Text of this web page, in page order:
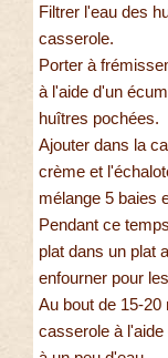
Filtrer l'eau des
casserole.
Porter à
à l'aide d'un
huîtres pochées.
Ajouter dans la
crème et
mélange 5 baies
Pendant ce
plat dans un plat
enfourner pour
Au bout de 15-20
casserole à